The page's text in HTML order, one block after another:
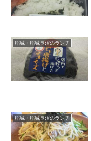
稲城・稲城長沼のランチ
稲城・稲城長沼のランチ